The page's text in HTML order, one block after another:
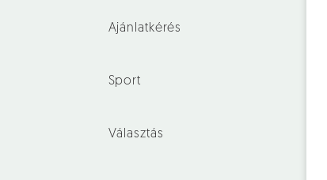
Ajánlatkérés
Sport
Választás